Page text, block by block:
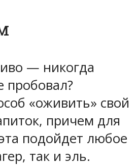
— никогда
пробовал?
«оживить» свой
причем для
подойдет любое
так и эль.